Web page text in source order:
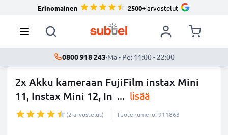
Erinomainen 2500+arvostelut
0800 918 243·Ma - Pe: 11:00 - 22:00
2x Akku kameraan FujiFilm instax Mini
11, Instax Mini 12, In ... lisää
(2 arvostelut) Tuotenumero: 911863